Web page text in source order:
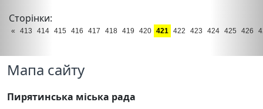
Сторінки:
« 413 414 415 416 417 418 419 420 421 422 423 424 425 426
Мапа сайту
Пирятинська міська рада